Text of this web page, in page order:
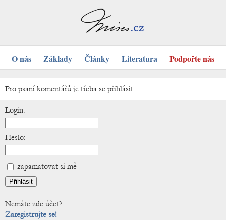
O nás Základy Články Literatura Podpořte nás
Pro psaní komentářů je třeba se přihlásit.
Login:
Heslo:
zapamatovat si mě
Nemáte zde účet?
Zaregistrujte se!